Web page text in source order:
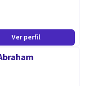
Ver perfil